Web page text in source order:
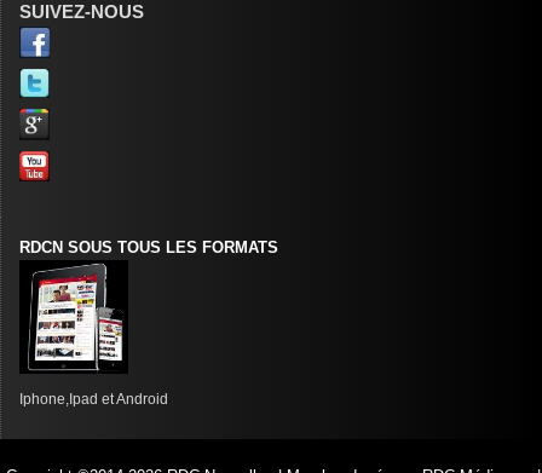
SUIVEZ-NOUS
RDCN SOUS TOUS LES FORMATS
Iphone,Ipad et Android